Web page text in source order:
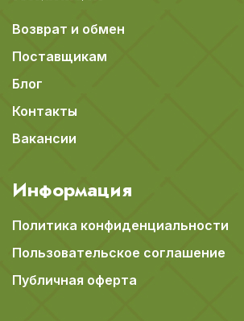
Возврат и обмен
Поставщикам
Блог
Контакты
Вакансии
Информация
Политика конфиденциальности
Пользовательское соглашение
Публичная оферта